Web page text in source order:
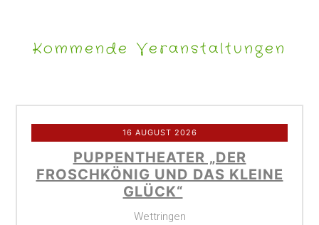
Kommende Veranstaltungen
16 AUGUST 2026
PUPPENTHEATER „DER
FROSCHKÖNIG UND DAS KLEINE
GLÜCK“
Wettringen